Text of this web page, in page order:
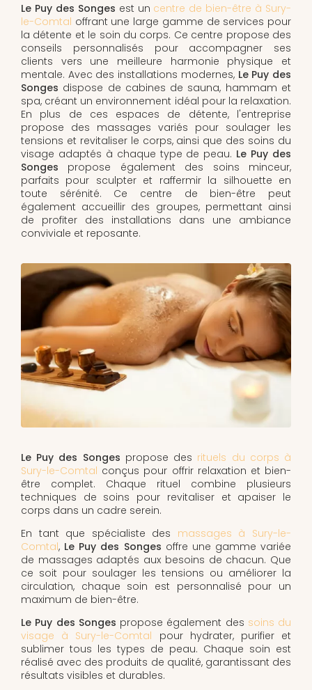
Le Puy des Songes est un centre de bien-être à Sury-
le-Comtal offrant une large gamme de services pour
la détente et le soin du corps. Ce centre propose des
conseils personnalisés pour accompagner ses
clients vers une meilleure harmonie physique et
mentale. Avec des installations modernes, Le Puy des
Songes dispose de cabines de sauna, hammam et
spa, créant un environnement idéal pour la relaxation.
En plus de ces espaces de détente, l'entreprise
propose des massages variés pour soulager les
tensions et revitaliser le corps, ainsi que des soins du
visage adaptés à chaque type de peau. Le Puy des
Songes propose également des soins minceur,
parfaits pour sculpter et raffermir la silhouette en
toute sérénité. Ce centre de bien-être peut
également accueillir des groupes, permettant ainsi
de profiter des installations dans une ambiance
conviviale et reposante.
Le Puy des Songes propose des rituels du corps à
Sury-le-Comtal conçus pour offrir relaxation et bien-
être complet. Chaque rituel combine plusieurs
techniques de soins pour revitaliser et apaiser le
corps dans un cadre serein.
En tant que spécialiste des massages à Sury-le-
Comtal, Le Puy des Songes offre une gamme variée
de massages adaptés aux besoins de chacun. Que
ce soit pour soulager les tensions ou améliorer la
circulation, chaque soin est personnalisé pour un
maximum de bien-être.
Le Puy des Songes propose également des soins du
visage à Sury-le-Comtal pour hydrater, purifier et
sublimer tous les types de peau. Chaque soin est
réalisé avec des produits de qualité, garantissant des
résultats visibles et durables.